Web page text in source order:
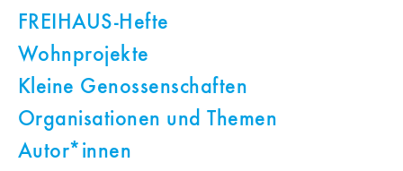
FREIHAUS-Hefte
Wohnprojekte
Kleine Genossenschaften
Organisationen und Themen
Autor*innen